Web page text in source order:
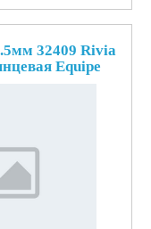
32409 Rivia
Equipe